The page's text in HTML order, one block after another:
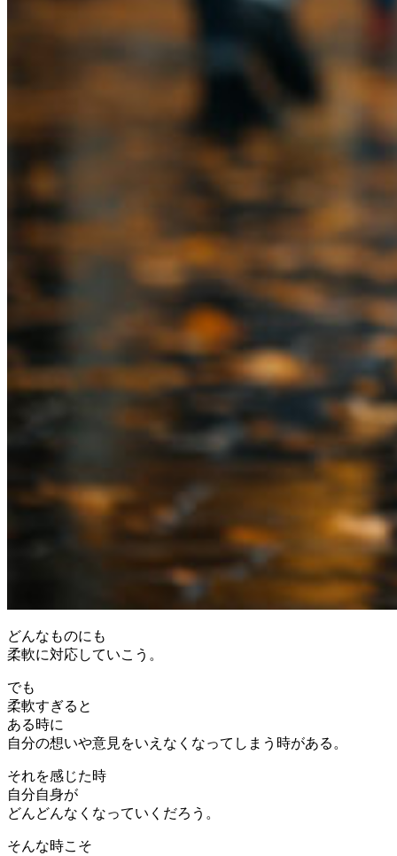
どんなものにも
柔軟に対応していこう。
でも
柔軟すぎると
ある時に
自分の想いや意見をいえなくなってしまう時がある。
それを感じた時
自分自身が
どんどんなくなっていくだろう。
そんな時こそ